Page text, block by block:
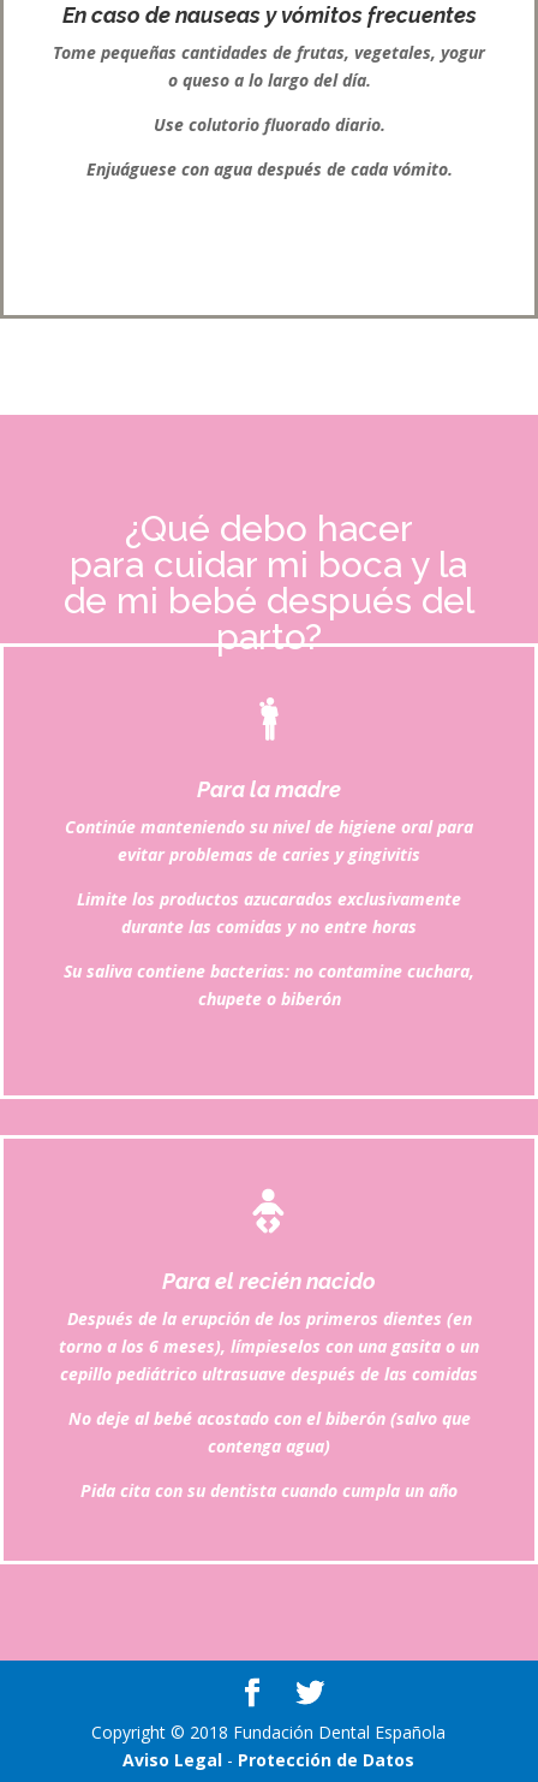
En caso de nauseas y vómitos frecuentes
Tome pequeñas cantidades de frutas, vegetales, yogur
o queso a lo largo del día.
Use colutorio fluorado diario.
Enjuáguese con agua después de cada vómito.
¿Qué debo hacer
para cuidar mi boca y la
de mi bebé después del
parto?
Para la madre
Continúe manteniendo su nivel de higiene oral para
evitar problemas de caries y gingivitis
Limite los productos azucarados exclusivamente
durante las comidas y no entre horas
Su saliva contiene bacterias: no contamine cuchara,
chupete o biberón
Para el recién nacido
Después de la erupción de los primeros dientes (en
torno a los 6 meses), límpieselos con una gasita o un
cepillo pediátrico ultrasuave después de las comidas
No deje al bebé acostado con el biberón (salvo que
contenga agua)
Pida cita con su dentista cuando cumpla un año
Copyright © 2018 Fundación Dental Española
Aviso Legal - Protección de Datos